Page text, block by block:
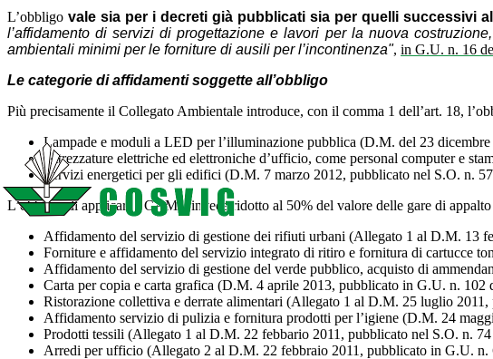
L’obbligo vale sia per i decreti già pubblicati sia per quelli successivi
l’affidamento di servizi di progettazione e lavori per la nuova
ambientali minimi per le forniture di ausili per l’incontinenza", in G.U. n. 16
Le categorie di affidamenti soggette all’obbligo
Più precisamente il Collegato Ambientale introduce, con il comma 1 dell’art. 18,
Lampade e moduli a LED per l’illuminazione pubblica (D.M. del 23
Attrezzature elettriche ed elettroniche d’ufficio, come personal computer e
Servizi energetici per gli edifici (D.M. 7 marzo 2012, pubblicato nel S.O. n.
L’obbligo di applicare i CAM è invece ridotto al 50% del valore delle gare di
Affidamento del servizio di gestione dei rifiuti urbani (Allegato 1 al D.M. 13
Forniture e affidamento del servizio integrato di ritiro e fornitura di cartucce
Affidamento del servizio di gestione del verde pubblico, acquisto di
Carta per copia e carta grafica (D.M. 4 aprile 2013, pubblicato in G.U. n. 102
Ristorazione collettiva e derrate alimentari (Allegato 1 al D.M. 25 luglio
Affidamento servizio di pulizia e fornitura prodotti per l’igiene (D.M. 24
Prodotti tessili (Allegato 1 al D.M. 22 febbario 2011, pubblicato nel S.O. n.
Arredi per ufficio (Allegato 2 al D.M. 22 febbraio 2011, pubblicato in G.U. n.